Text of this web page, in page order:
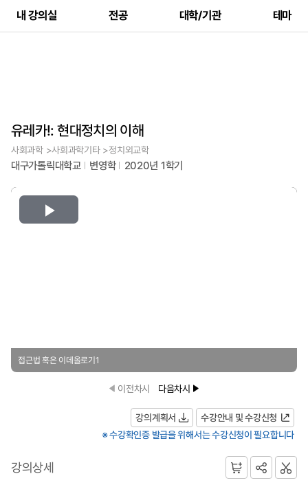
내 강의실 전공 대학/기관 테마
유레카!: 현대정치의 이해
사회과학 >사회과학기타 >정치외교학
대구가톨릭대학교 변영학 2020년 1학기
Play
접근법 혹은 이데올로기1
이전차시 다음차시
강의계획서
수강안내 및 수강신청
※ 수강확인증 발급을 위해서는 수강신청이 필요합니다
강의상세